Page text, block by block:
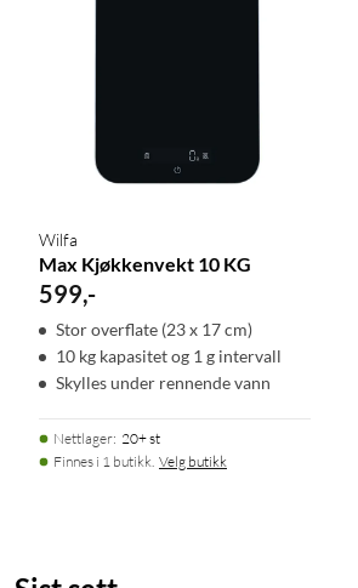
Wilfa
Max Kjøkkenvekt 10 KG
599,-
Stor overflate (23 x 17 cm)
10 kg kapasitet og 1 g intervall
Skylles under rennende vann
Nettlager: 20+ st
Finnes i 1 butikk. Velg butikk